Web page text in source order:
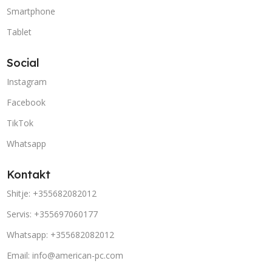
Smartphone
Tablet
Social
Instagram
Facebook
TikTok
Whatsapp
Kontakt
Shitje: +355682082012
Servis: +355697060177
Whatsapp: +355682082012
Email: info@american-pc.com